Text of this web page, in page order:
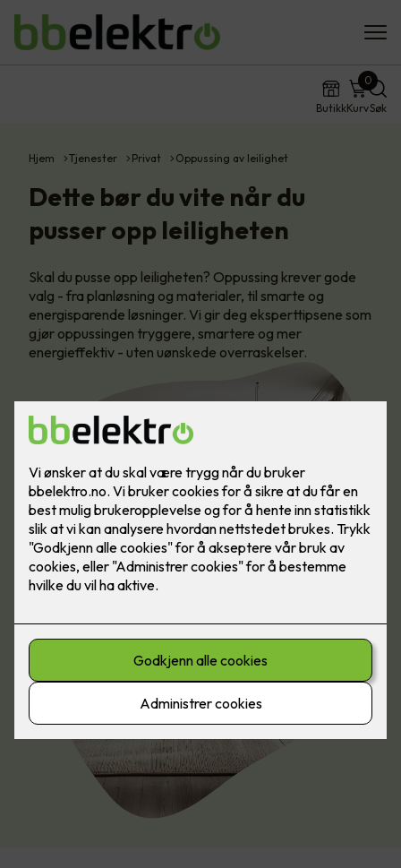
ButikkKurv
0
Søk
Hjem Tjenester Privat Oppussing av leilighet
Dette bør du vite når du
pusser opp leiligheten
Skal du pusse opp leiligheten? Oppussing krever gode
valg - fra planløsning og materialer, til smarte og
energisparende løsninger. Vi gir deg eksperttipsene som
gjør oppussingen tryggere, smartere og mer
energieffektiv - uten uønskede overraskelser.